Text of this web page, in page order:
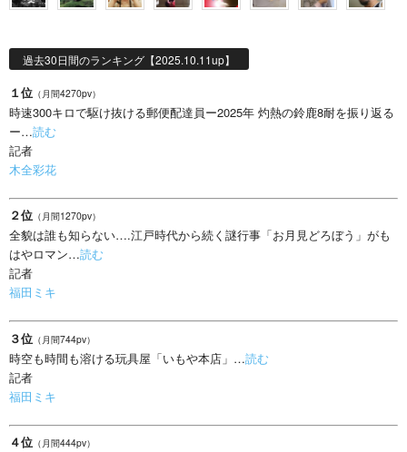
過去30日間のランキング【2025.10.11up】
１位 （月間4270pv）
時速300キロで駆け抜ける郵便配達員ー2025年 灼熱の鈴鹿8耐を振り返る
ー…読む
記者
木全彩花
２位 （月間1270pv）
全貌は誰も知らない….江戸時代から続く謎行事「お月見どろぼう」がも
はやロマン…読む
記者
福田ミキ
３位 （月間744pv）
時空も時間も溶ける玩具屋「いもや本店」…読む
記者
福田ミキ
４位 （月間444pv）